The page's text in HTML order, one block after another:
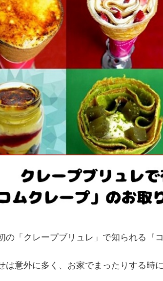
の「クレープブリュレ」で知られる『
は意外に多く、お家でまったりする時